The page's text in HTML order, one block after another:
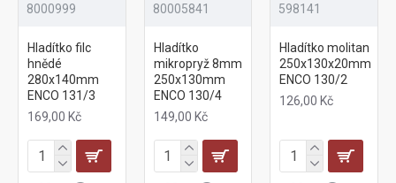
8000999
Hladítko filc
hnědé
280x140mm
ENCO 131/3
169,00 Kč
80005841
Hladítko
mikropryž 8mm
250x130mm
ENCO 130/4
149,00 Kč
598141
Hladítko molitan
250x130x20mm
ENCO 130/2
126,00 Kč